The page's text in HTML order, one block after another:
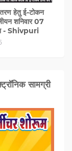
हेतु ई-टोकन
शनिवार 07
- Shivpuri
सामग्री